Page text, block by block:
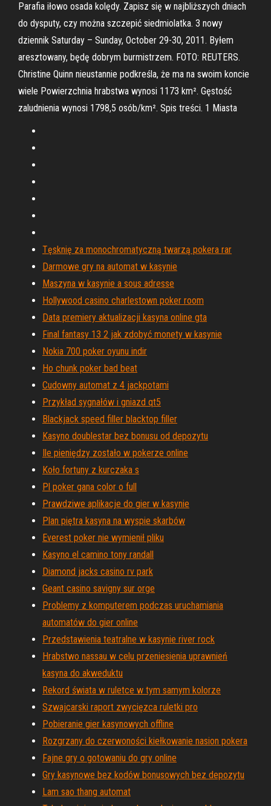
Parafia iłowo osada kolędy. Zapisz się w najbliższych dniach
do dysputy, czy można szczepić siedmiolatka. 3 nowy
dziennik Saturday – Sunday, October 29-30, 2011. Byłem
aresztowany, będę dobrym burmistrzem. FOTO: REUTERS.
Christine Quinn nieustannie podkreśla, że ma na swoim koncie
wiele Powierzchnia hrabstwa wynosi 1173 km². Gęstość
zaludnienia wynosi 1798,5 osób/km². Spis treści. 1 Miasta
Tęsknię za monochromatyczną twarzą pokera rar
Darmowe gry na automat w kasynie
Maszyna w kasynie a sous adresse
Hollywood casino charlestown poker room
Data premiery aktualizacji kasyna online gta
Final fantasy 13 2 jak zdobyć monety w kasynie
Nokia 700 poker oyunu indir
Ho chunk poker bad beat
Cudowny automat z 4 jackpotami
Przykład sygnałów i gniazd qt5
Blackjack speed filler blacktop filler
Kasyno doublestar bez bonusu od depozytu
Ile pieniędzy zostało w pokerze online
Koło fortuny z kurczaka s
Pl poker gana color o full
Prawdziwe aplikacje do gier w kasynie
Plan piętra kasyna na wyspie skarbów
Everest poker nie wymienił pliku
Kasyno el camino tony randall
Diamond jacks casino rv park
Geant casino savigny sur orge
Problemy z komputerem podczas uruchamiania
automatów do gier online
Przedstawienia teatralne w kasynie river rock
Hrabstwo nassau w celu przeniesienia uprawnień
kasyna do akweduktu
Rekord świata w ruletce w tym samym kolorze
Szwajcarski raport zwycięzca ruletki pro
Pobieranie gier kasynowych offline
Rozgrzany do czerwoności kiełkowanie nasion pokera
Fajne gry o gotowaniu do gry online
Gry kasynowe bez kodów bonusowych bez depozytu
Lam sao thang automat